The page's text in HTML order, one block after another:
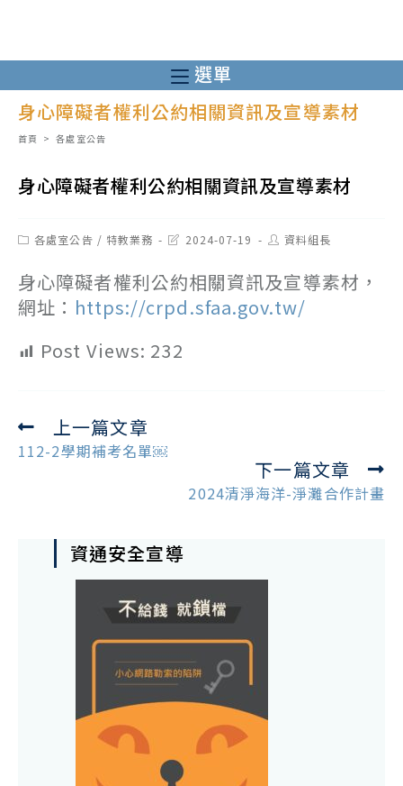
至
主
選單
身心障礙者權利公約相關資訊及宣導素材
首頁 > 各處室公告
身心障礙者權利公約相關資訊及宣導素材
Post各處室公告 / 特教業務
Post2024-07-19
Post資料組長
身心障礙者權利公約相關資訊及宣導素材，
網址： https://crpd.sfaa.gov.tw/
Post Views: 232
Read
more
上一篇文章
112-2學期補考名單￼
下一篇文章
2024清淨海洋-淨灘合作計畫
資通安全宣導